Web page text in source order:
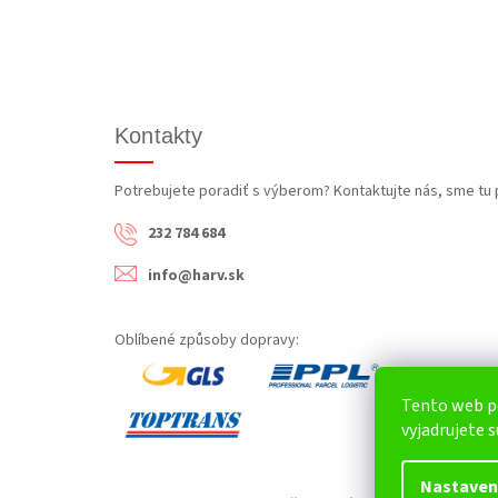
Tento web
vyjadrujete
Kontakty
Potrebujete poradiť s výberom? Kontaktujte nás, sme tu
232 784 684
info@harv.sk
Oblíbené způsoby dopravy: